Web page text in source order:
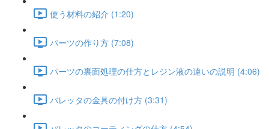
使う材料の紹介 (1:20)
パーツの作り方 (7:08)
パーツの裏面処理の仕方とレジン液の違いの説明 (4:06)
バレッタの金具の付け方 (3:31)